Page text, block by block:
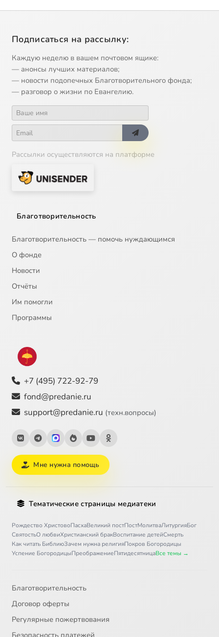
Подписаться на рассылку:
Каждую неделю в вашем почтовом ящике:
— анонсы лучших материалов;
— новости подопечных Благотворительного фонда;
— разговор о жизни по Евангелию.
Рассылки осуществляются на платформе
Благотворительность
Благотворительность — помочь нуждающимся
О фонде
Новости
Отчёты
Им помогли
Программы
+7 (495) 722-92-79
fond@predanie.ru
support@predanie.ru (техн.вопросы)
Мне нужна помощь
Тематические страницы медиатеки
Рождество ХристовоПасхаВеликий постПостМолитваЛитургияБог
СвятостьО любвиХристианский бракВоспитание детейСмерть
Как читать БиблиюЗачем нужна религияПокров Богородицы
Успение БогородицыПреображениеПятидесятницаВсе темы →
Благотворительность
Договор оферты
Регулярные пожертвования